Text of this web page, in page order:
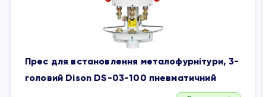
Прес для встановлення металофурнітури, 3-
головий Dison DS-03-100 пневматичний